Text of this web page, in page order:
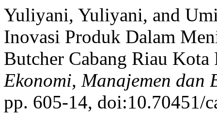
Yuliyani, Yuliyani, and
Inovasi Produk Dalam
Butcher Cabang Riau
Ekonomi, Manajemen dan
pp. 605-14, doi:10.70451/